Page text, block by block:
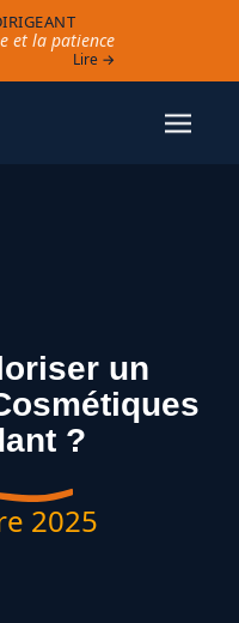
et la patience
Lire →
un
?
2025